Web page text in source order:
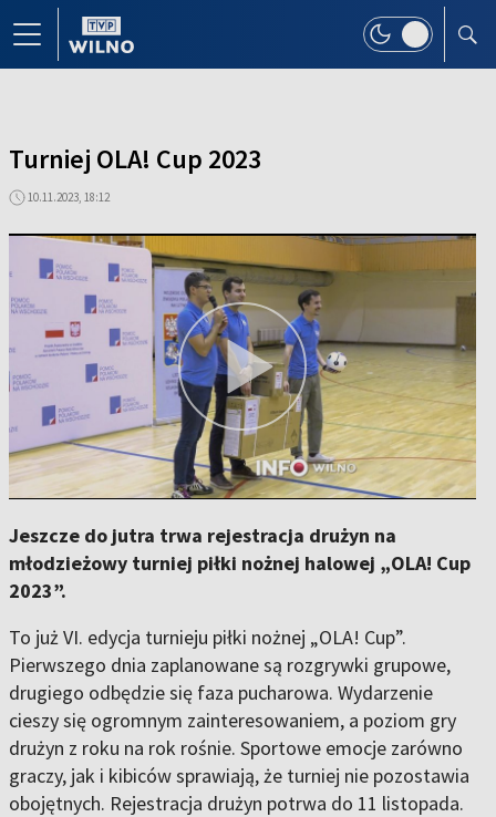
Turniej OLA! Cup 2023
10.11.2023, 18:12
Jeszcze do jutra trwa rejestracja drużyn na
młodzieżowy turniej piłki nożnej halowej „OLA! Cup
2023”.
To już VI. edycja turnieju piłki nożnej „OLA! Cup”.
Pierwszego dnia zaplanowane są rozgrywki grupowe,
drugiego odbędzie się faza pucharowa. Wydarzenie
cieszy się ogromnym zainteresowaniem, a poziom gry
drużyn z roku na rok rośnie. Sportowe emocje zarówno
graczy, jak i kibiców sprawiają, że turniej nie pozostawia
obojętnych. Rejestracja drużyn potrwa do 11 listopada.